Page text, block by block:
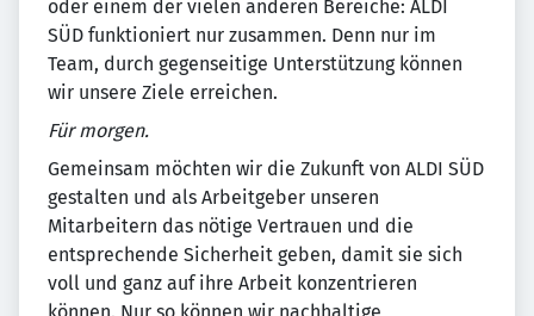
oder einem der vielen anderen Bereiche: ALDI
SÜD funktioniert nur zusammen. Denn nur im
Team, durch gegenseitige Unterstützung können
wir unsere Ziele erreichen.
Für morgen.
Gemeinsam möchten wir die Zukunft von ALDI SÜD
gestalten und als Arbeitgeber unseren
Mitarbeitern das nötige Vertrauen und die
entsprechende Sicherheit geben, damit sie sich
voll und ganz auf ihre Arbeit konzentrieren